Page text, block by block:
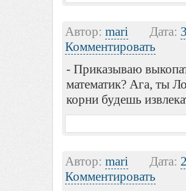
Автор: mari Дата:
Комментировать
- Приказываю
математик? Ага, ты
корни будешь
Автор: mari Дата:
Комментировать